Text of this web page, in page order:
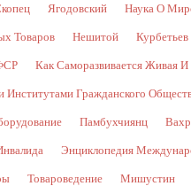
Ягодовский Наука О
Товаров Нешитой Курбетьев
Как Саморазвивается Живая
Институтами Гражданского
Памбухчиянц
Энциклопедия
Товароведение Мишустин